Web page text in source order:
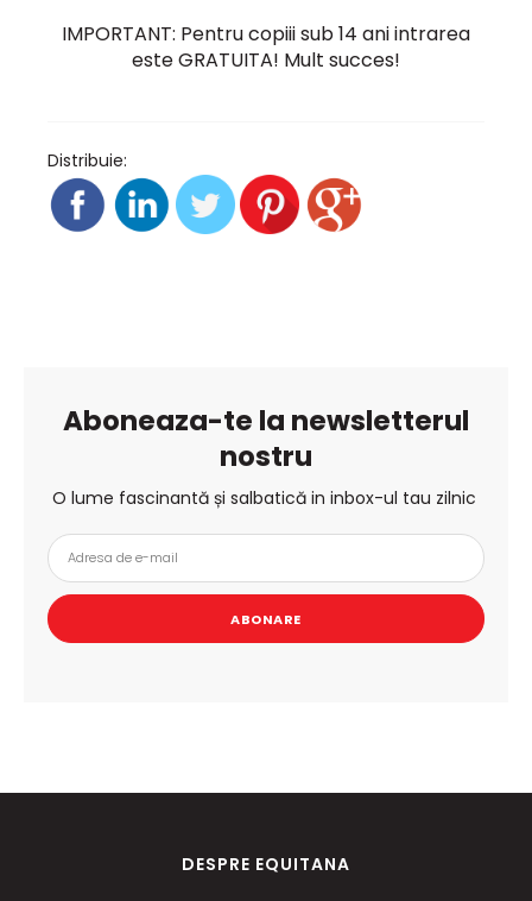
IMPORTANT: Pentru copiii sub 14 ani intrarea
este GRATUITA! Mult succes!
Distribuie:
Aboneaza-te la newsletterul
nostru
O lume fascinantă și salbatică in inbox-ul tau zilnic
ABONARE
DESPRE EQUITANA